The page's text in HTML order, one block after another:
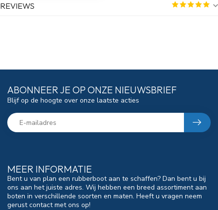
REVIEWS
MEER INFORMATIE
Bent u van plan een rubberboot aan te schaffen? Dan bent u bij
ons aan het juiste adres. Wij hebben een breed assortiment aan
boten in verschillende soorten en maten. Heeft u vragen neem
gerust contact met ons op!
ABONNEER JE OP ONZE NIEUWSBRIEF
Blijf op de hoogte over onze laatste acties